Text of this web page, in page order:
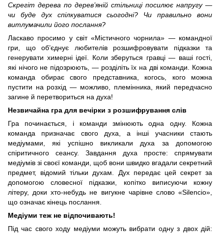
Скрегіт дерева по дерев’яній стільниці посилює напругу —
чи буде дух спілкуватися сьогодні? Чи правильно вони
витлумачили його послання?
Ласкаво просимо у світ «Містичного чорнила» — командної
гри, що об’єднує любителів розшифровувати підказки та
генерувати химерні ідеї. Коли зберуться гравці — ваші гості,
які нічого не підозрюють, — розділіть їх на дві команди. Кожна
команда обирає свого представника, когось, кого можна
пустити на розхід — можливо, племінника, який передчасно
загине й перетвориться на духа!
Незвичайна гра для вечірки з розшифрування слів
Гра починається, і команди змінюють одна одну. Кожна
команда призначає свого духа, а інші учасники стають
медіумами, які успішно викликали духа за допомогою
спіритичного сеансу. Завдання духа просте: спрямувати
медіумів зі своєї команди, щоб вони швидко вгадали секретний
предмет, відомий тільки духам. Дух передає цей секрет за
допомогою словесної підказки, копітко виписуючи кожну
літеру, доки хто-небудь не вигукне чарівне слово «Silencio»,
що означає кінець послання.
Медіуми теж не відпочивають!
Під час свого ходу медіуми можуть вибрати одну з двох дій: